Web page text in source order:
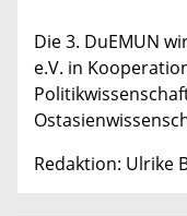
Die 3. DuEMUN
e.V. in
Redaktion: Ulrike